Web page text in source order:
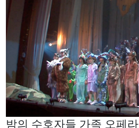
밤의 수호자들 가족 오페라